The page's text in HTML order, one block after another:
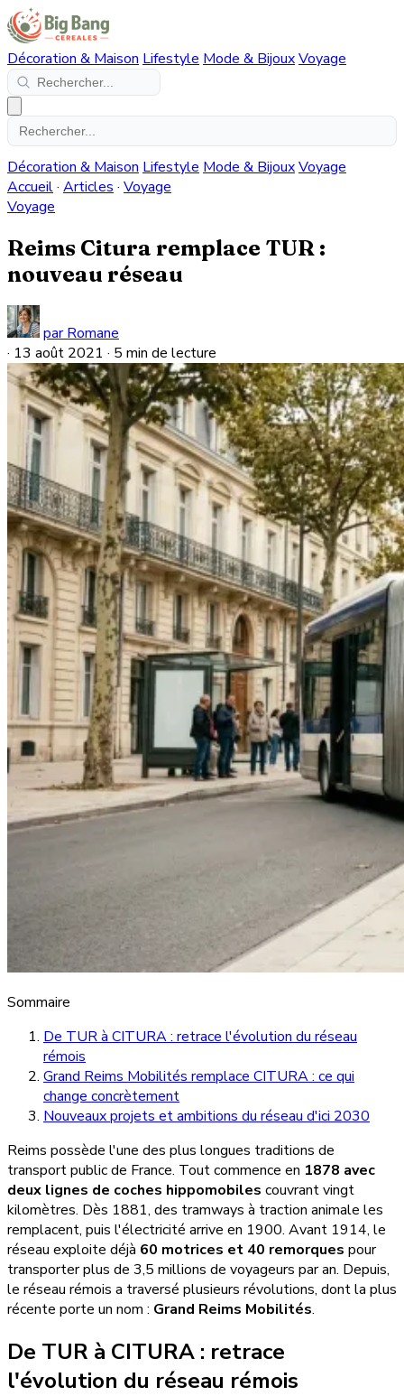
Décoration & Maison Lifestyle Mode & BijouxVoyage
Décoration & Maison Lifestyle Mode & BijouxVoyage
Accueil· Articles · Voyage
Voyage
Reims Citura remplace TUR :
nouveau réseau
par Romane
· 13 août 2021 · 5 min de lecture
Sommaire
De TUR à CITURA : retrace l'évolution du réseau
rémois
Grand Reims Mobilités remplace CITURA : ce qui
change concrètement
Nouveaux projets et ambitions du réseau d'ici 2030
Reims possède l'une des plus longues traditions de
transport public de France. Tout commence en 1878 avec
deux lignes de coches hippomobiles couvrant vingt
kilomètres. Dès 1881, des tramways à traction animale les
remplacent, puis l'électricité arrive en 1900. Avant 1914, le
réseau exploite déjà 60 motrices et 40 remorques pour
transporter plus de 3,5 millions de voyageurs par an. Depuis,
le réseau rémois a traversé plusieurs révolutions, dont la plus
récente porte un nom : Grand Reims Mobilités.
De TUR à CITURA : retrace
l'évolution du réseau rémois